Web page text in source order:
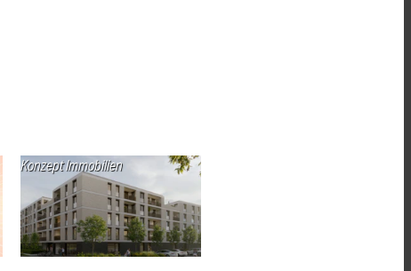
Konzept Immobilien